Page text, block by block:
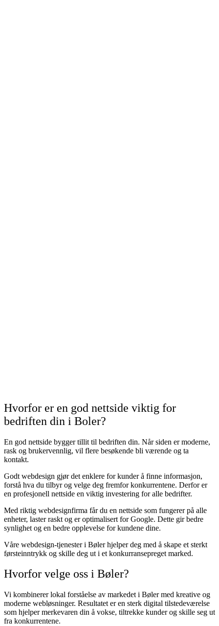
Hvorfor er en god nettside viktig for
bedriften din i Boler?
En god nettside bygger tillit til bedriften din. Når siden er moderne,
rask og brukervennlig, vil flere besøkende bli værende og ta
kontakt.
Godt webdesign gjør det enklere for kunder å finne informasjon,
forstå hva du tilbyr og velge deg fremfor konkurrentene. Derfor er
en profesjonell nettside en viktig investering for alle bedrifter.
Med riktig webdesignfirma får du en nettside som fungerer på alle
enheter, laster raskt og er optimalisert for Google. Dette gir bedre
synlighet og en bedre opplevelse for kundene dine.
Våre webdesign-tjenester i Bøler hjelper deg med å skape et sterkt
førsteinntrykk og skille deg ut i et konkurransepreget marked.
Hvorfor velge oss i Bøler?
Vi kombinerer lokal forståelse av markedet i Bøler med kreative og
moderne webløsninger. Resultatet er en sterk digital tilstedeværelse
som hjelper merkevaren din å vokse, tiltrekke kunder og skille seg ut
fra konkurrentene.